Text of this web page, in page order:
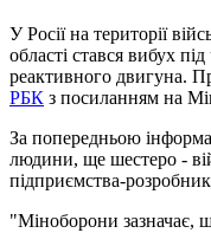
У Росії на території
області стався вибух
реактивного двигуна.
РБК з посиланням на
За попередньою
людини, ще шестеро -
підприємства-
"Міноборони зазначає,